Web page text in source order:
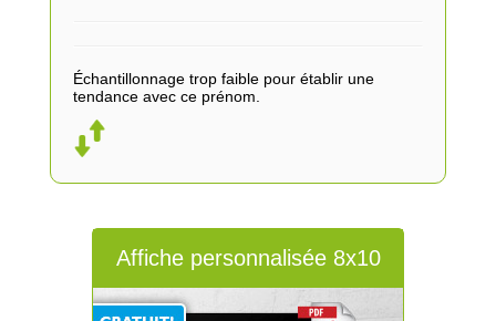
Échantillonnage trop faible pour établir une
tendance avec ce prénom.
Affiche personnalisée 8x10